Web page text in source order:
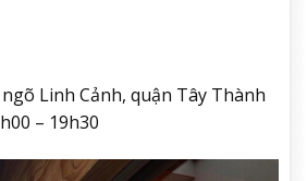
Linh Cảnh, quận Tây Thành
– 19h30